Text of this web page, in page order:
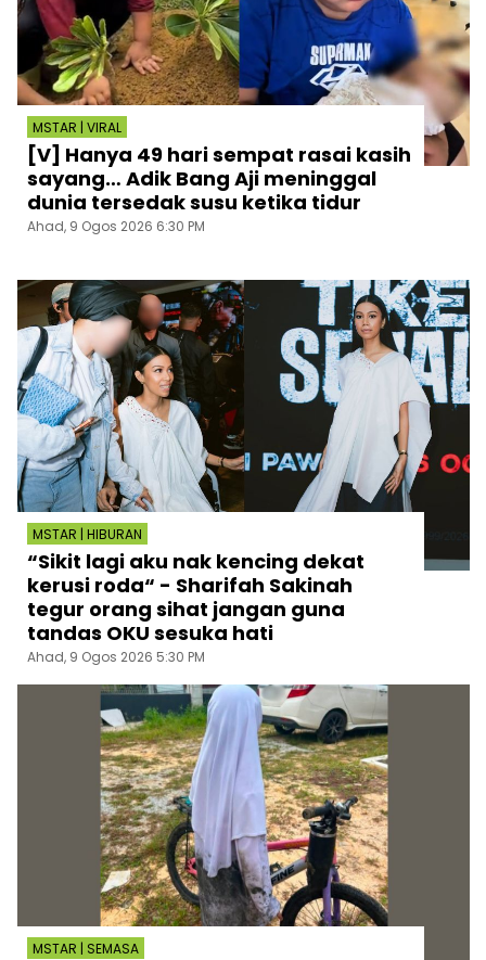
MSTAR | VIRAL
[V] Hanya 49 hari sempat rasai kasih
sayang… Adik Bang Aji meninggal
dunia tersedak susu ketika tidur
Ahad, 9 Ogos 2026 6:30 PM
MSTAR | HIBURAN
“Sikit lagi aku nak kencing dekat
kerusi roda“ - Sharifah Sakinah
tegur orang sihat jangan guna
tandas OKU sesuka hati
Ahad, 9 Ogos 2026 5:30 PM
MSTAR | SEMASA